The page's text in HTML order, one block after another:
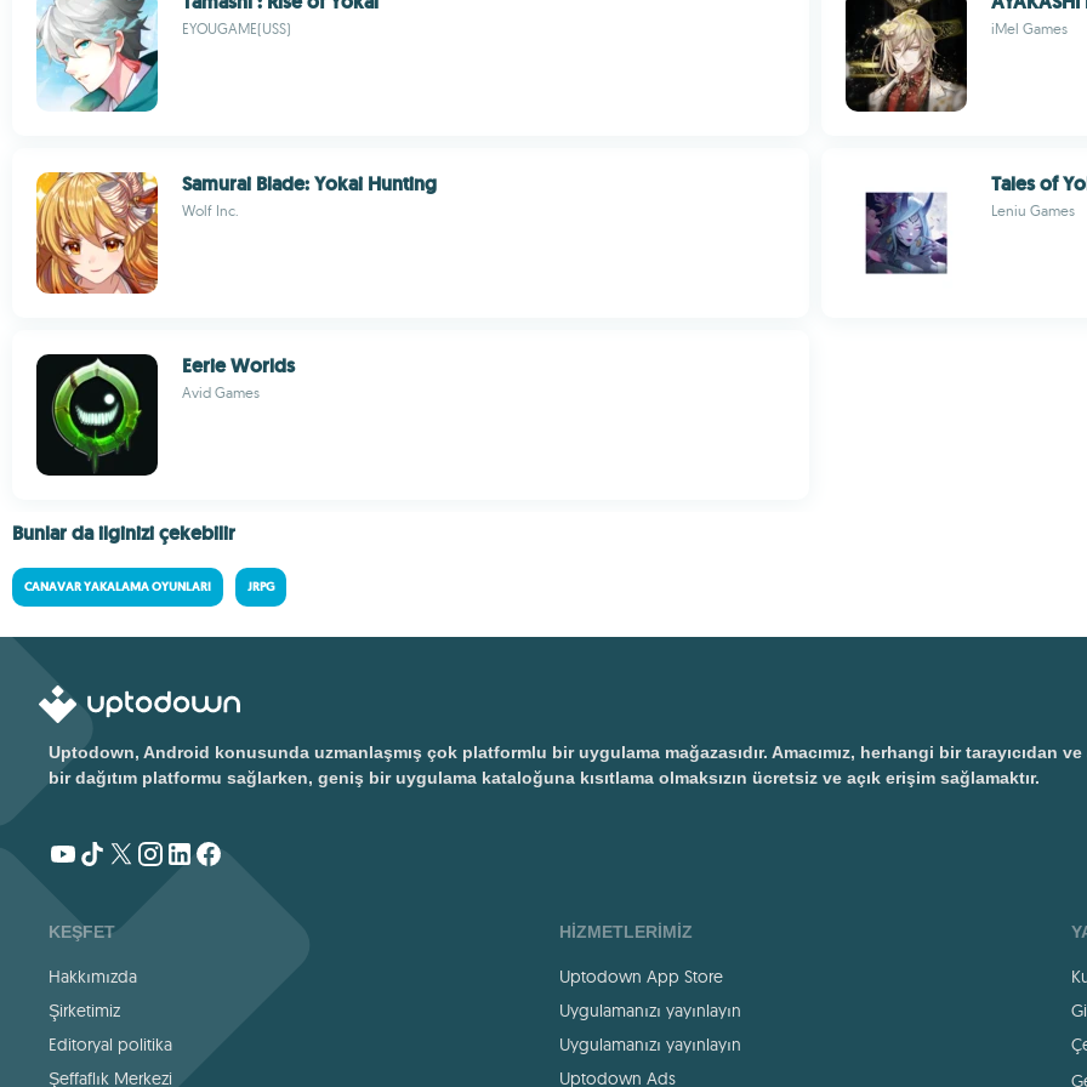
EYOUGAME(USS) iMel Games
Samurai Blade: Yokai Hunting
Wolf Inc.
Tales of
Leniu Games
Eerie Worlds
Avid Games
Bunlar da ilginizi çekebilir
CANAVAR YAKALAMA OYUNLARI JRPG
Uptodown, Android konusunda uzmanlaşmış çok platformlu bir uygulama mağazasıdır. Amacımız, herhangi bir tarayıcıdan
bir dağıtım platformu sağlarken, geniş bir uygulama kataloğuna kısıtlama olmaksızın ücretsiz ve açık erişim sağlamaktır.
KEŞFET
Hakkımızda
Şirketimiz
Editoryal politika
Şeffaflık Merkezi
HIZMETLERIMIZ
Uptodown App Store
Uygulamanızı yayınlayın
Uygulamanızı yayınlayın
Uptodown Ads